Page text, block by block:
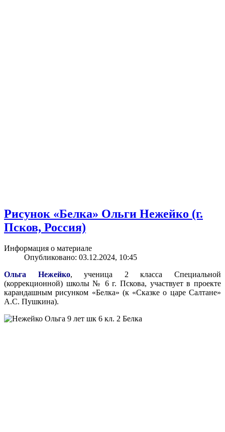
Рисунок «Белка» Ольги Нежейко (г.
Псков, Россия)
Информация о материале
Опубликовано: 03.12.2024, 10:45
Ольга Нежейко, ученица 2 класса Специальной
(коррекционной) школы № 6 г. Пскова, участвует в проекте
карандашным рисунком «Белка» (к «Сказке о царе Салтане»
А.С. Пушкина).